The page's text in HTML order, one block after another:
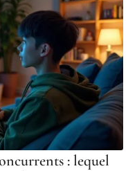
: lequel